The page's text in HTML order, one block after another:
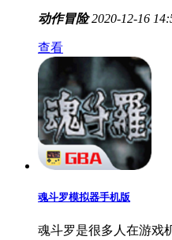
动作冒险 2020-12-16
查看
魂斗罗模拟器手机版
魂斗罗是很多人在游戏